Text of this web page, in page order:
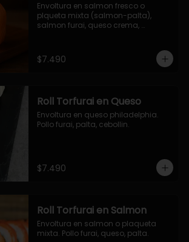
Envoltura en salmon fresco o
plqueta mixta (salmon-palta),
salmon furai, queso crema,
$7.490
Roll Torfurai en Queso
Envoltura en queso philadelphia.
Pollo furai, palta, cebollin.
$7.490
Roll Torfurai en Salmon
Envoltura en salmon o plaqueta
mixta. Pollo furai, queso, palta.